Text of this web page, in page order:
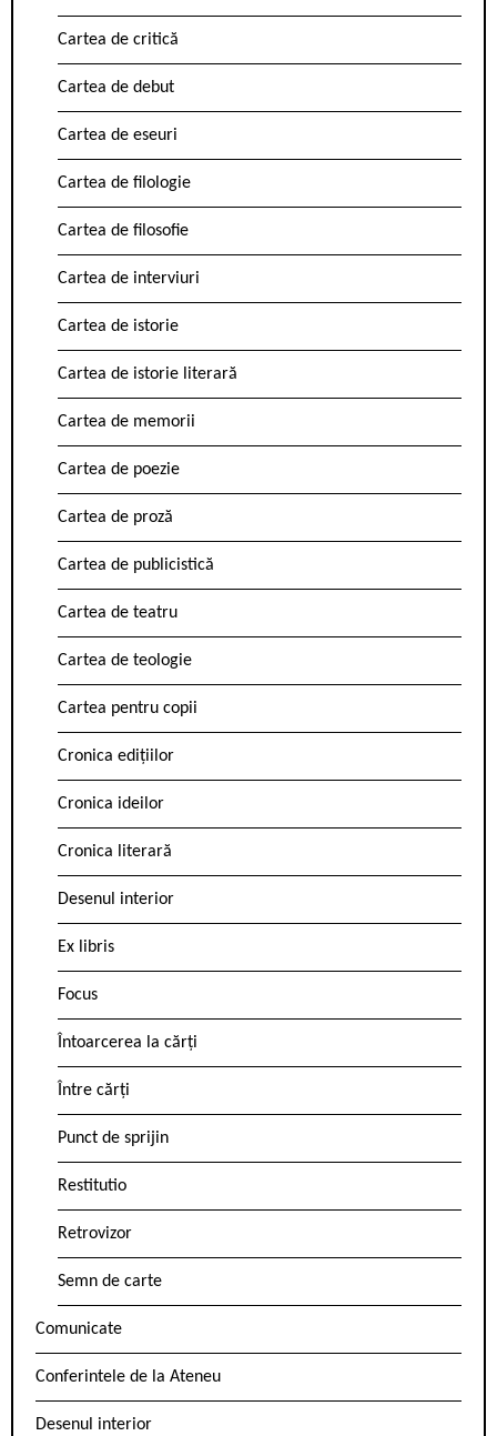
Cartea de critică
Cartea de debut
Cartea de eseuri
Cartea de filologie
Cartea de filosofie
Cartea de interviuri
Cartea de istorie
Cartea de istorie literară
Cartea de memorii
Cartea de poezie
Cartea de proză
Cartea de publicistică
Cartea de teatru
Cartea de teologie
Cartea pentru copii
Cronica edițiilor
Cronica ideilor
Cronica literară
Desenul interior
Ex libris
Focus
Întoarcerea la cărți
Între cărți
Punct de sprijin
Restitutio
Retrovizor
Semn de carte
Comunicate
Conferintele de la Ateneu
Desenul interior